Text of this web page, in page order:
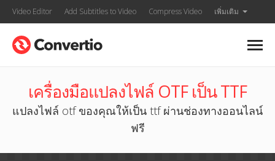
Video Editor Add Subtitles to Video Compress Video เพิ่มเติม
เครื่องมือแปลงไฟล์ OTF เป็น TTF
แปลงไฟล์ otf ของคุณให้เป็น ttf ผ่านช่องทางออนไลน์
ฟรี